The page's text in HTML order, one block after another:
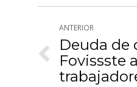
entre
ANTERIOR
Publicación
anterior:
Deuda de
Fovissste